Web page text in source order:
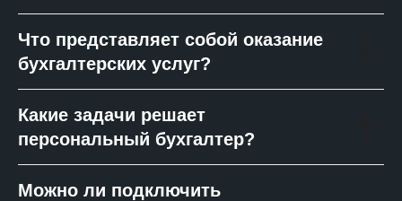
Что представляет собой оказание
бухгалтерских услуг?
Какие задачи решает
персональный бухгалтер?
Можно ли подключить